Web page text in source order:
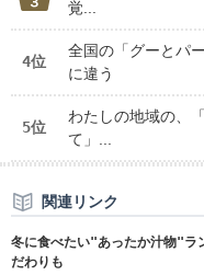
覚...
4位
全国の「グーとパ
に違う
5位
わたしの地域の、
て」...
関連リンク
冬に食べたい"あったか汁物"ラ
だわりも